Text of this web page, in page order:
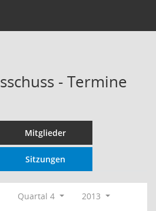
- Termine
Mitglieder
Sitzungen
Quartal 4
2013